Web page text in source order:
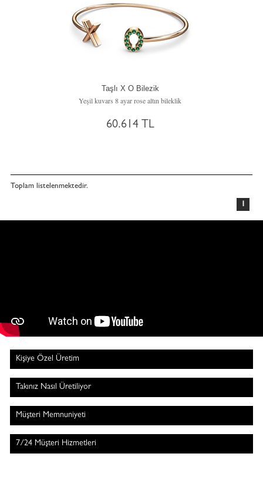
Taşlı X O Bilezik
Yeşil kuvars 8 ayar rose altın bileklik
60.614 TL
Toplam listelenmektedir.
1
Kişiye Özel Üretim
Takınız Nasıl Üretiliyor
Müşteri Memnuniyeti
7/24 Müşteri Hizmetleri